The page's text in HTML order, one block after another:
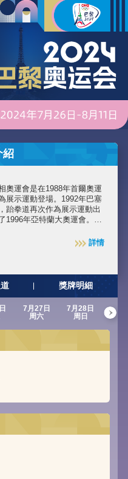
紹
奧運會是在1988年首爾奧運
展示運動登場。1992年巴塞
跆拳道再次作為展示運動出
1996年亞特蘭大奧運會。四
男、女都有各自的競賽項詳情
獎牌明細
7月27日
周六
7月28日
周日
7月